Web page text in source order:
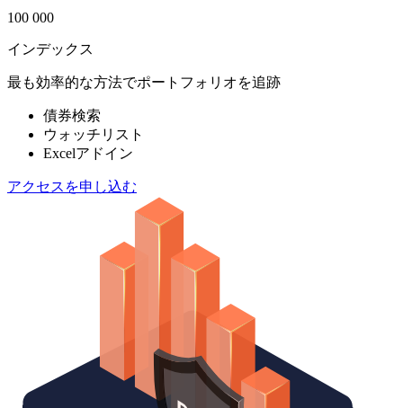
100 000
インデックス
最も効率的な方法でポートフォリオを追跡
債券検索
ウォッチリスト
Excelアドイン
アクセスを申し込む